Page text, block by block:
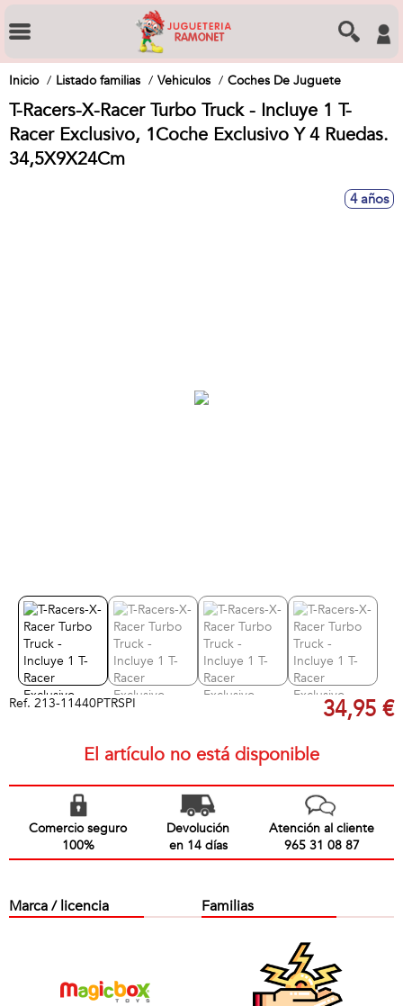
Inicio Listado familias Vehiculos Coches De Juguete
T-Racers-X-Racer Turbo Truck - Incluye 1 T-
Racer Exclusivo, 1Coche Exclusivo Y 4 Ruedas.
34,5X9X24Cm
4 años
Ref. 213-11440PTRSPI 34,95 €
El artículo no está disponible
Comercio seguro
100%
Devolución
en 14 días
Atención al cliente
965 31 08 87
Marca / licencia Familias